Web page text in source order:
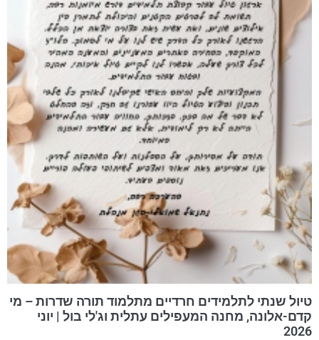
טיול שנתי לתלמידים חרדיים מתלמוד תורה שדרות – מי
קדם-אלונה, מחנה המעפילים עתלית וג'לי בול | יוני
2026